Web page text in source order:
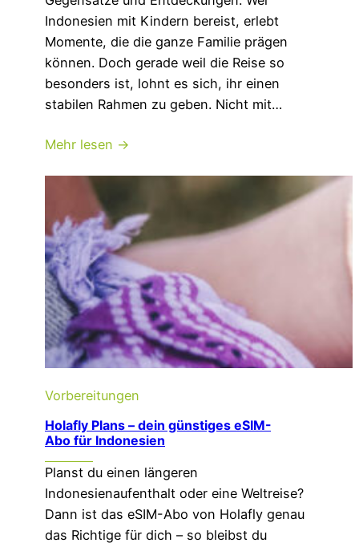
Indonesien mit Kindern bereist, erlebt
Momente, die die ganze Familie prägen
können. Doch gerade weil die Reise so
besonders ist, lohnt es sich, ihr einen
stabilen Rahmen zu geben. Nicht mit…
Mehr lesen →
Vorbereitungen
Holafly Plans – dein günstiges eSIM-
Abo für Indonesien
Planst du einen längeren
Indonesienaufenthalt oder eine Weltreise?
Dann ist das eSIM-Abo von Holafly genau
das Richtige für dich – so bleibst du